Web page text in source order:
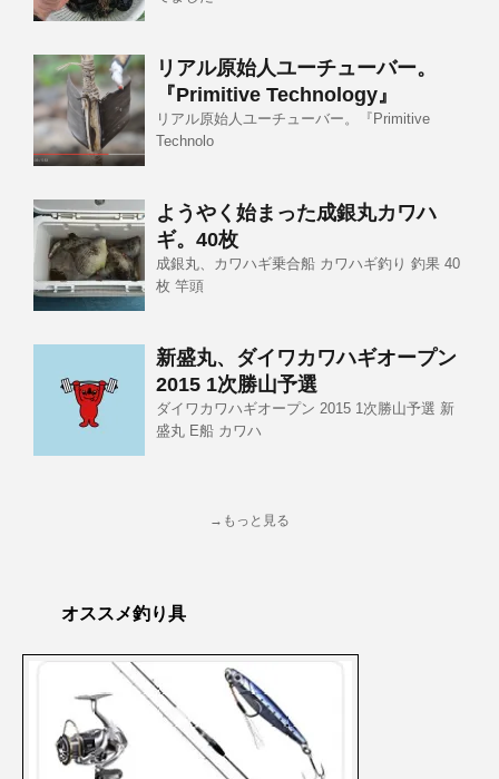
リアル原始人ユーチューバー。
『Primitive Technology』
リアル原始人ユーチューバー。『Primitive
Technolo
ようやく始まった成銀丸カワハ
ギ。40枚
成銀丸、カワハギ乗合船 カワハギ釣り 釣果 40
枚 竿頭
新盛丸、ダイワカワハギオープン
2015 1次勝山予選
ダイワカワハギオープン 2015 1次勝山予選 新
盛丸 E船 カワハ
→もっと見る
オススメ釣り具